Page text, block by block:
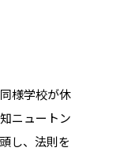
様学校が休
ニュートン
し、法則を